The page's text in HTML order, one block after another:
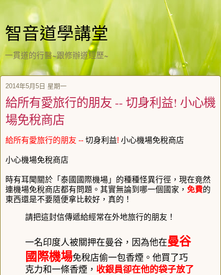
智音道學講堂
一貫道的行醫~跟修辦道經歷~
2014年5月5日 星期一
給所有愛旅行的朋友 -- 切身利益! 小心機
場免稅商店
給所有愛旅行的朋友 -- 切身利益! 小心機場免稅商店
小心機場免稅商店
時有耳聞關於「 泰國國際機場 」的種種怪異行徑，現在竟然
連機場免稅商店都有問題。其實無論到哪一個國家， 免費的
東西還是不要隨便拿比較好，真的！
請把這封信傳遞給經常在外地旅行的朋友！
一名印度人被關押在曼谷，因為他在曼谷
國際機場免稅店偷一包香煙。他買了巧
克力和一條香煙， 收銀員卻在他的袋子放了